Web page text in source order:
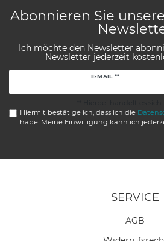
Abonnieren Sie
Ich möchte den Newsletter
Newsletter jederzeit
E-MAIL **
Hiermit bestätige ich, dass ich die
habe. Meine Einwilligung kann ich
SERVICE
AGB